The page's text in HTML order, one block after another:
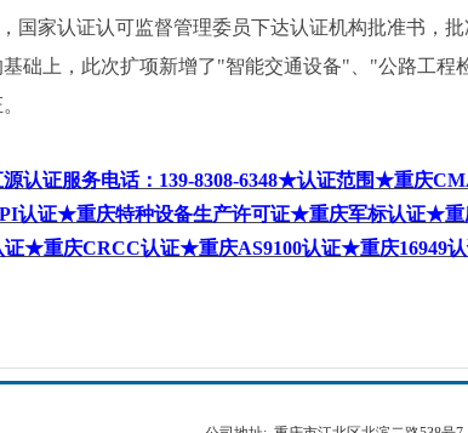
国家认证认可监督管理委员下达认证机构批准书，
础上，此次扩项新增了"智能交通设备" "公路工程
认证服务电话： 139-8308-6348★认证范围★重庆
认证★重庆特种设备生产许可证★重庆军标认证★重
证★重庆CRCC认证★重庆AS9100认证★重庆16949